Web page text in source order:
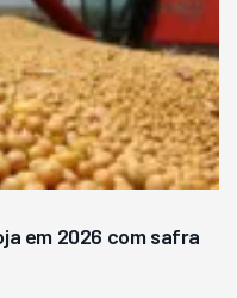
em 2026 com safra